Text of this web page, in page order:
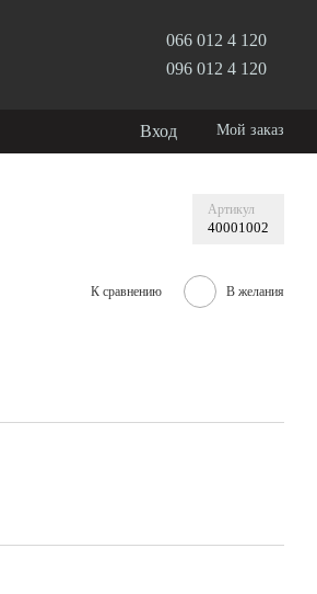
066 012 4 120
096 012 4 120
Вход Мой заказ
Артикул
40001002
К сравнению В желания